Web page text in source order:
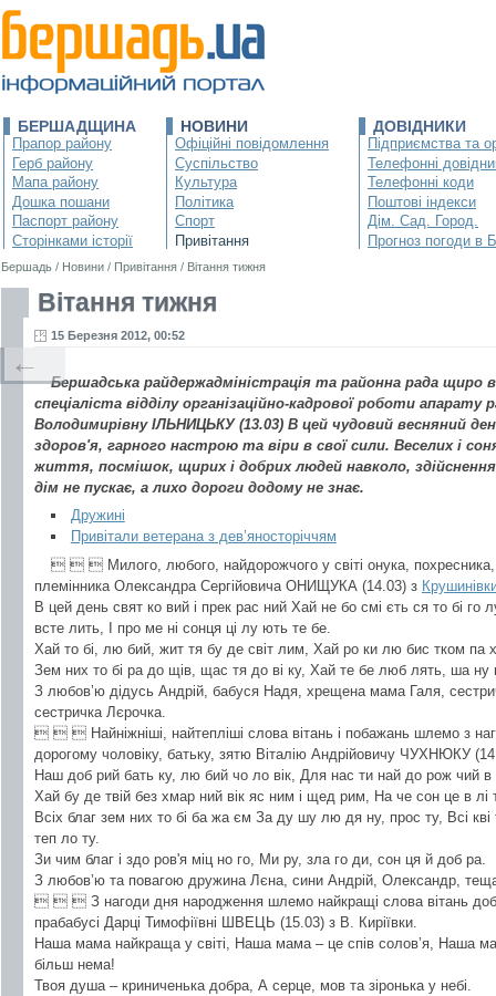
БЕРШАДЩИНА
Прапор району
Герб району
Мапа району
Дошка пошани
Паспорт району
Сторінками історії
НОВИНИ
Офіційні повідомлення
Суспільство
Культура
Політика
Спорт
Привітання
ДОВІДНИКИ
Підприємства та
Телефонні
Телефонні коди
Поштові індекси
Дім. Сад. Город.
Прогноз погоди в
Бершадь / Новини / Привітання / Вітання тижня
Вітання тижня
15 Березня 2012, 00:52
Бершадська райдержадміністрація та районна рада щиро
спеціаліста відділу організаційно-кадрової роботи апарату
Володимирівну ІЛЬНИЦЬКУ (13.03) В цей чудовий весняний
здоров'я, гарного настрою та віри в свої сили. Веселих і
життя, посмішок, щирих і добрих людей навколо,
дім не пускає, а лихо дороги додому не знає.
Дружині
Привітали ветерана з дев’яносторіччям
   Милого, любого, найдорожчого у світі онука,
племінника Олександра Сергійовича ОНИЩУКА (14.03) з
В цей день свят ко вий і прек рас ний Хай не бо смі єть ся то бі
всте лить, І про ме ні сонця ці лу ють те бе.
Хай то бі, лю бий, жит тя бу де світ лим, Хай ро ки лю бис тком па
Зем них то бі ра до щів, щас тя до ві ку, Хай те бе люб лять, ша ну
З любов’ю дідусь Андрій, бабуся Надя, хрещена мама Галя,
сестричка Лєрочка.
   Найніжніші, найтепліші слова вітань і побажань шлемо з
дорогому чоловіку, батьку, зятю Віталію Андрійовичу ЧУХНЮКУ
Наш доб рий бать ку, лю бий чо ло вік, Для нас ти най до рож чий в
Хай бу де твій без хмар ний вік яс ним і щед рим, На че сон це в лі
Всіх благ зем них то бі ба жа єм За ду шу лю дя ну, прос ту, Всі
теп ло ту.
Зи чим благ і здо ров'я міц но го, Ми ру, зла го ди, сон ця й доб ра.
З любов’ю та повагою дружина Лєна, сини Андрій, Олександр, теща
   З нагоди дня народження шлемо найкращі слова вітань
прабабусі Дарці Тимофіївні ШВЕЦЬ (15.03) з В. Киріївки.
Наша мама найкраща у світі, Наша мама – це спів солов’я, Наша
більш нема!
Твоя душа – криниченька добра, А серце, мов та зіронька у небі.
←